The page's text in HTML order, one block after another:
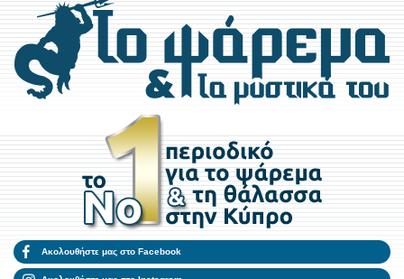
Ακολουθήστε μας στο Facebook